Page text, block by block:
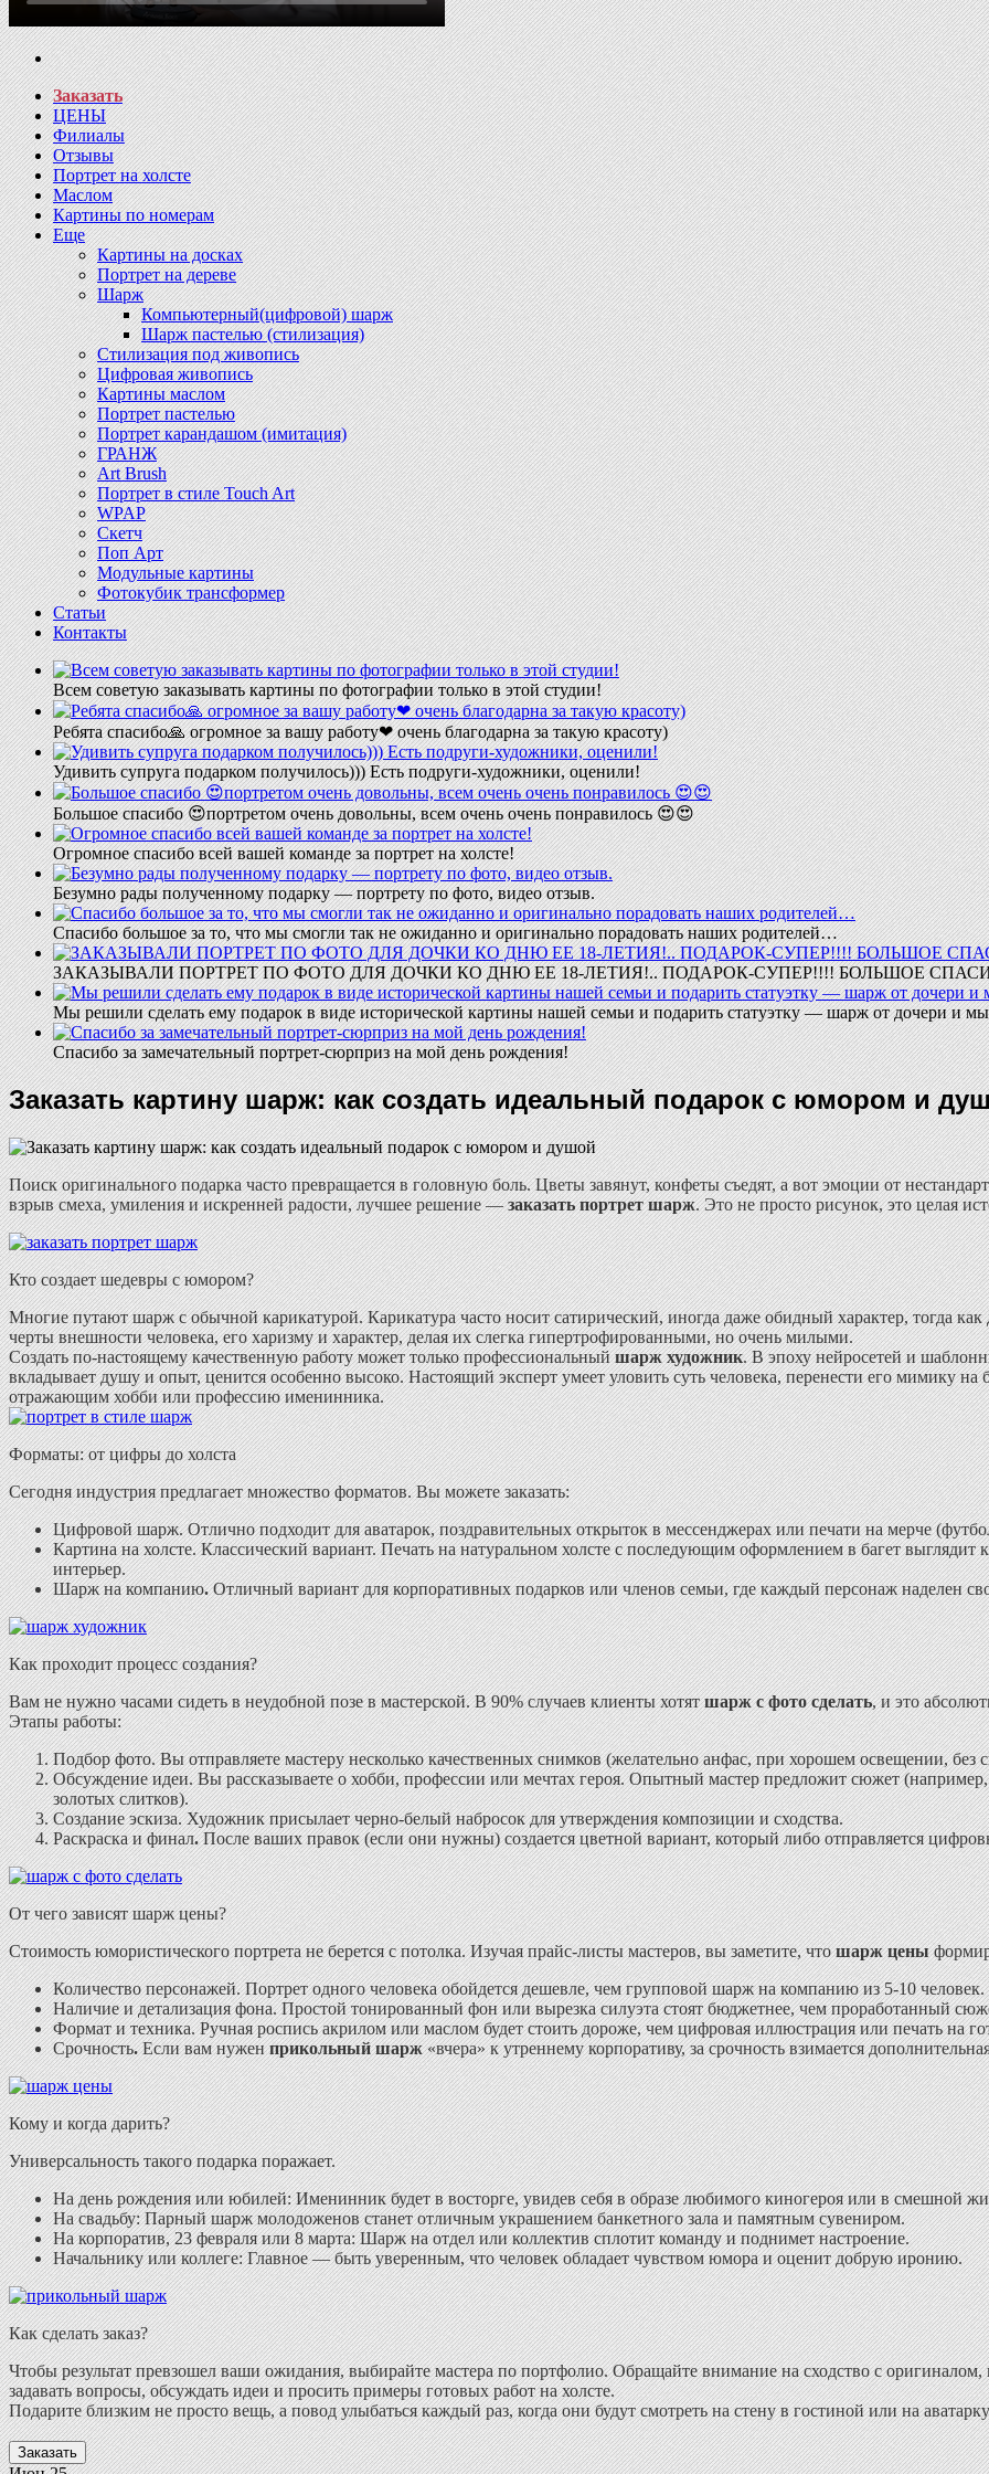
Заказать
ЦЕНЫ
Филиалы
Отзывы
Портрет на холсте
Маслом
Картины по номерам
Еще
Картины на досках
Портрет на дереве
Шарж
Компьютерный(цифровой) шарж
Шарж пастелью (стилизация)
Стилизация под живопись
Цифровая живопись
Картины маслом
Портрет пастелью
Портрет карандашом (имитация)
ГРАНЖ
Art Brush
Портрет в стиле Touch Art
WPAP
Скетч
Поп Арт
Модульные картины
Фотокубик трансформер
Статьи
Контакты
Всем советую заказывать картины по фотографии только в этой студии!
Ребята спасибо🙏 огромное за вашу работу❤ очень благодарна за такую красоту)
Удивить супруга подарком получилось))) Есть подруги-художники, оценили!
Большое спасибо 😍портретом очень довольны, всем очень очень понравилось 😍😍
Огромное спасибо всей вашей команде за портрет на холсте!
Безумно рады полученному подарку — портрету по фото, видео отзыв.
Спасибо большое за то, что мы смогли так не ожиданно и оригинально порадовать наших родителей…
ЗАКАЗЫВАЛИ ПОРТРЕТ ПО ФОТО ДЛЯ ДОЧКИ КО ДНЮ ЕЕ 18-ЛЕТИЯ!.. ПОДАРОК-СУПЕР!!!! БОЛЬШОЕ
Мы решили сделать ему подарок в виде исторической картины нашей семьи и подарить статуэтку — шарж от дочери и
Спасибо за замечательный портрет-сюрприз на мой день рождения!
Заказать картину шарж: как создать идеальный подарок с юмором и
Поиск оригинального подарка часто превращается в головную боль. Цветы завянут, конфеты съедят, а вот эмоции от
взрыв смеха, умиления и искренней радости, лучшее решение —заказать портрет шарж. Это не просто рисунок, это целая
Кто создает шедевры с юмором?
Многие путают шарж с обычной карикатурой. Карикатура часто носит сатирический, иногда даже обидный характер, тогда
черты внешности человека, его харизму и характер, делая их слегка гипертрофированными, но очень милыми.
Создать по-настоящему качественную работу может только профессиональныйшарж художник. В эпоху нейросетей и
вкладывает душу и опыт, ценится особенно высоко. Настоящий эксперт умеет уловить суть человека, перенести его мимику
отражающим хобби или профессию именинника.
Форматы: от цифры до холста
Сегодня индустрия предлагает множество форматов. Вы можете заказать:
Цифровой шарж.Отлично подходит для аватарок, поздравительных открыток в мессенджерах или печати на мерче
Картина на холсте.Классический вариант. Печать на натуральном холсте с последующим оформлением в багет выглядит
интерьер.
Шарж на компанию.Отличный вариант для корпоративных подарков или членов семьи, где каждый персонаж наделен
Как проходит процесс создания?
Вам не нужно часами сидеть в неудобной позе в мастерской. В 90% случаев клиенты хотятшарж с фото сделать, и это
Этапы работы:
Подбор фото.Вы отправляете мастеру несколько качественных снимков (желательно анфас, при хорошем освещении,
Обсуждение идеи.Вы рассказываете о хобби, профессии или мечтах героя. Опытный мастер предложит сюжет
золотых слитков).
Создание эскиза.Художник присылает черно-белый набросок для утверждения композиции и сходства.
Раскраска и финал.После ваших правок (если они нужны) создается цветной вариант, который либо отправляется
От чего зависят шарж цены?
Стоимость юмористического портрета не берется с потолка. Изучая прайс-листы мастеров, вы заметите, чтошарж цены
Количество персонажей.Портрет одного человека обойдется дешевле, чем групповой шарж на компанию из 5-10 человек.
Наличие и детализация фона.Простой тонированный фон или вырезка силуэта стоят бюджетнее, чем проработанный
Формат и техника.Ручная роспись акрилом или маслом будет стоить дороже, чем цифровая иллюстрация или печать на
Срочность.Если вам нуженприкольный шарж«вчера» к утреннему корпоративу, за срочность взимается
Кому и когда дарить?
Универсальность такого подарка поражает.
На день рождения или юбилей:Именинник будет в восторге, увидев себя в образе любимого киногероя или в смешной
На свадьбу:Парный шарж молодоженов станет отличным украшением банкетного зала и памятным сувениром.
На корпоратив, 23 февраля или 8 марта:Шарж на отдел или коллектив сплотит команду и поднимет настроение.
Начальнику или коллеге:Главное — быть уверенным, что человек обладает чувством юмора и оценит добрую иронию.
Как сделать заказ?
Чтобы результат превзошел ваши ожидания, выбирайте мастера по портфолио. Обращайте внимание на сходство с
задавать вопросы, обсуждать идеи и просить примеры готовых работ на холсте.
Подарите близким не просто вещь, а повод улыбаться каждый раз, когда они будут смотреть на стену в гостиной или на
Заказать